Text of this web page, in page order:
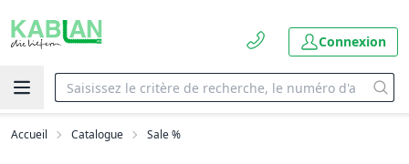
Connexion
Accueil Catalogue Sale %